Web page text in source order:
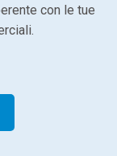
con le tue